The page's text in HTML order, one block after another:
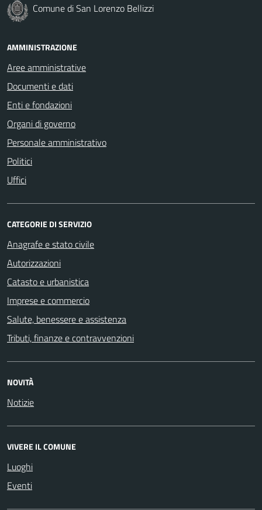
Comune di San Lorenzo Bellizzi
AMMINISTRAZIONE
Aree amministrative
Documenti e dati
Enti e fondazioni
Organi di governo
Personale amministrativo
Politici
Uffici
CATEGORIE DI SERVIZIO
Anagrafe e stato civile
Autorizzazioni
Catasto e urbanistica
Imprese e commercio
Salute, benessere e assistenza
Tributi, finanze e contravvenzioni
NOVITÀ
Notizie
VIVERE IL COMUNE
Luoghi
Eventi